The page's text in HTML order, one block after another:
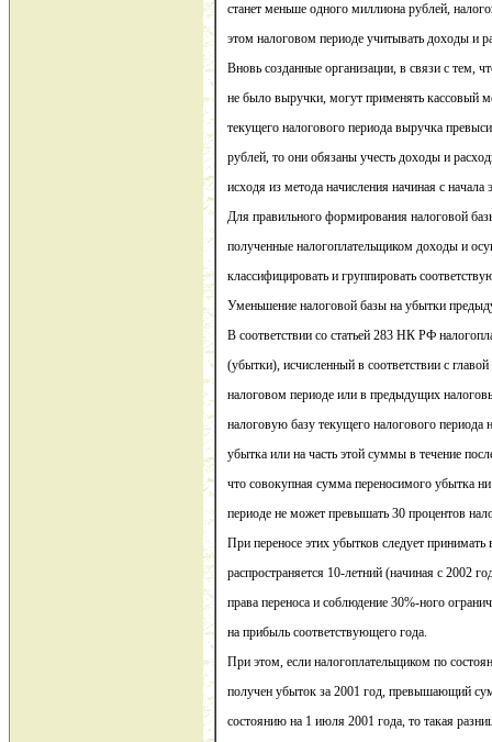
станет меньше одного миллиона рублей,
этом налоговом периоде учитывать доходы и
Вновь созданные организации, в связи с тем,
не было выручки, могут применять кассовый
текущего налогового периода выручка
рублей, то они обязаны учесть доходы и
исходя из метода начисления начиная с начала
Для правильного формирования налоговой
полученные налогоплательщиком доходы и
классифицировать и группировать
Уменьшение налоговой базы на убытки
В соответствии со статьей 283 НК РФ
(убытки), исчисленный в соответствии с
налоговом периоде или в предыдущих
налоговую базу текущего налогового
убытка или на часть этой суммы в течение
что совокупная сумма переносимого убытка
периоде не может превышать 30 процентов
При переносе этих убытков следует
распространяется 10-летний (начиная с 2002
права переноса и соблюдение 30%-ного
на прибыль соответствующего года.
При этом, если налогоплательщиком по
получен убыток за 2001 год, превышающий
состоянию на 1 июля 2001 года, то такая